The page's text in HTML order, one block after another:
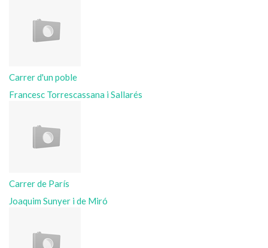
Carrer d'un poble
Francesc Torrescassana i Sallarés
Carrer de París
Joaquim Sunyer i de Miró